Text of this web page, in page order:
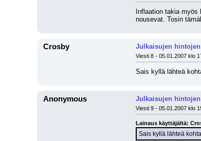
Inflaation takia
nousevat. Tosin
Crosby Julkaisujen
Viesti 8 - 05.01.2007 klo
Sais kyllä lähteä
Anonymous Julkaisujen
Viesti 9 - 05.01.2007 klo
Lainaus käyttäjältä:
Sais kyllä lähteä